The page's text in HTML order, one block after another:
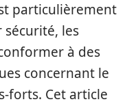
particulièrement
les
à des
concernant le
forts. Cet article